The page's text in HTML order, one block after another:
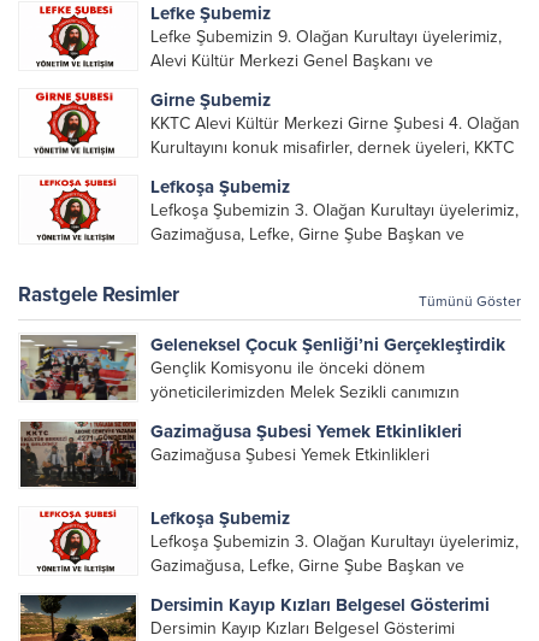
Lefke Şubemiz
Lefke Şubemizin 9. Olağan Kurultayı üyelerimiz,
Alevi Kültür Merkezi Genel Başkanı ve
katılımı ile gerçekleşti. Önceki dönemde görev
alarak emek veren, katkı koyan cümle canların...
Girne Şubemiz
KKTC Alevi Kültür Merkezi Girne Şubesi 4. Olağan
Kurultayını konuk misafirler, dernek üyeleri, KKTC
yönetim kurulu, şube başkanları ve yönetim
organlarının katılımıyla gerçekleşti....
Lefkoşa Şubemiz
Lefkoşa Şubemizin 3. Olağan Kurultayı üyelerimiz,
Gazimağusa, Lefke, Girne Şube Başkan ve
üyelerinin katılımı ile gerçekleşti. Önceki
dönemde görev alan, emek veren, katkı koyan...
Rastgele Resimler Tümünü Göster
Geleneksel Çocuk Şenliği’ni Gerçekleştirdik
Gençlik Komisyonu ile önceki dönem
yöneticilerimizden Melek Sezikli canımızın
Çocuk Şenliği’ni, 3 Mayıs Pazar günü
Cemevi’mizde gerçekleştirdik. Geleceğimiz olan
Gazimağusa Şubesi Yemek Etkinlikleri
Gazimağusa Şubesi Yemek Etkinlikleri
Lefkoşa Şubemiz
Lefkoşa Şubemizin 3. Olağan Kurultayı üyelerimiz,
Gazimağusa, Lefke, Girne Şube Başkan ve
üyelerinin katılımı ile gerçekleşti. Önceki
Dersimin Kayıp Kızları Belgesel Gösterimi
Dersimin Kayıp Kızları Belgesel Gösterimi